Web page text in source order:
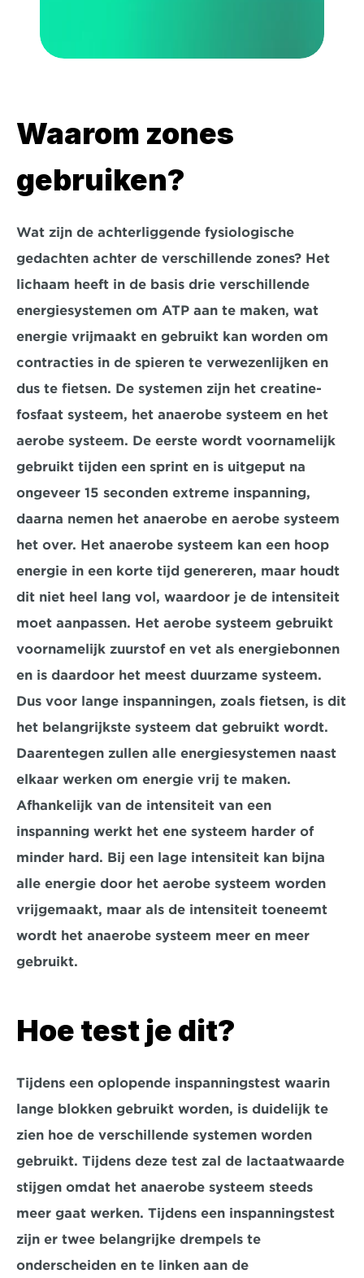
Waarom zones
gebruiken?
Wat zijn de achterliggende fysiologische
gedachten achter de verschillende zones? Het
lichaam heeft in de basis drie verschillende
energiesystemen om ATP aan te maken, wat
energie vrijmaakt en gebruikt kan worden om
contracties in de spieren te verwezenlijken en
dus te fietsen. De systemen zijn het creatine-
fosfaat systeem, het anaerobe systeem en het
aerobe systeem. De eerste wordt voornamelijk
gebruikt tijden een sprint en is uitgeput na
ongeveer 15 seconden extreme inspanning,
daarna nemen het anaerobe en aerobe systeem
het over. Het anaerobe systeem kan een hoop
energie in een korte tijd genereren, maar houdt
dit niet heel lang vol, waardoor je de intensiteit
moet aanpassen. Het aerobe systeem gebruikt
voornamelijk zuurstof en vet als energiebonnen
en is daardoor het meest duurzame systeem.
Dus voor lange inspanningen, zoals fietsen, is dit
het belangrijkste systeem dat gebruikt wordt.
Daarentegen zullen alle energiesystemen naast
elkaar werken om energie vrij te maken.
Afhankelijk van de intensiteit van een
inspanning werkt het ene systeem harder of
minder hard. Bij een lage intensiteit kan bijna
alle energie door het aerobe systeem worden
vrijgemaakt, maar als de intensiteit toeneemt
wordt het anaerobe systeem meer en meer
gebruikt.
Hoe test je dit?
Tijdens een oplopende inspanningstest waarin
lange blokken gebruikt worden, is duidelijk te
zien hoe de verschillende systemen worden
gebruikt. Tijdens deze test zal de lactaatwaarde
stijgen omdat het anaerobe systeem steeds
meer gaat werken. Tijdens een inspanningstest
zijn er twee belangrijke drempels te
onderscheiden en te linken aan de